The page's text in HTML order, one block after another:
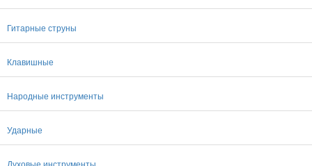
Гитарные струны
Клавишные
Народные инструменты
Ударные
Духовые инструменты